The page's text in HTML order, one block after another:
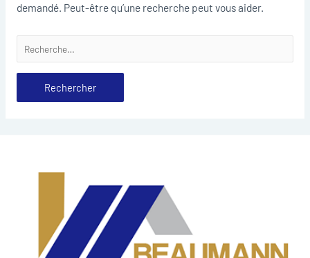
demandé. Peut-être qu’une recherche peut vous aider.